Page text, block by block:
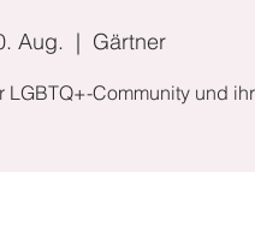
Aug.
  |
Gärtner